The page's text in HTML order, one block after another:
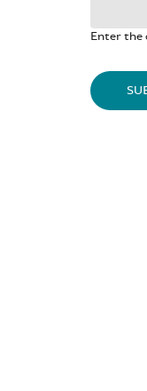
Enter the